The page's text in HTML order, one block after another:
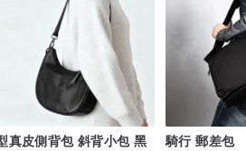
真皮側背包 斜背小包 黑
騎行 郵差包